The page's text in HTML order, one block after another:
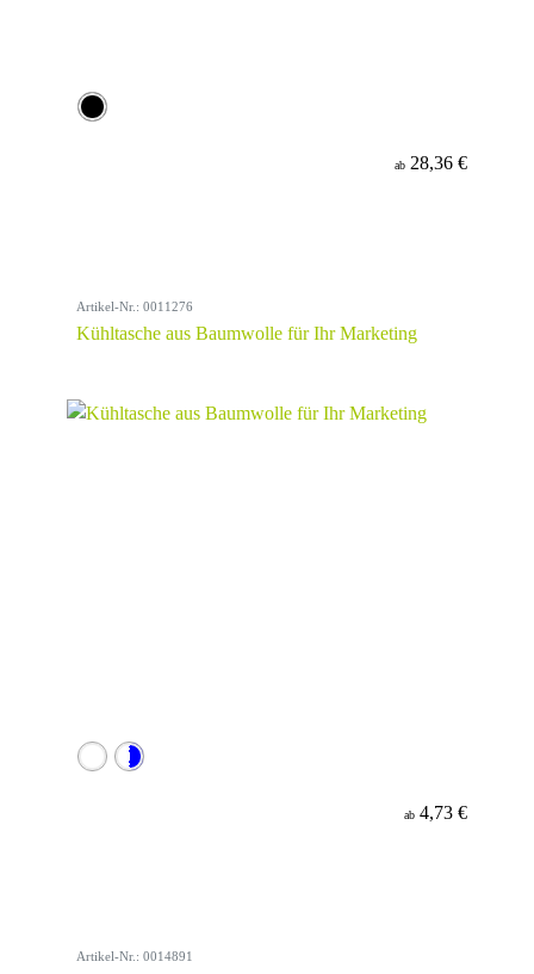
ab 28,36 €
Artikel-Nr.: 0011276
Kühltasche aus Baumwolle für Ihr Marketing
ab 4,73 €
Artikel-Nr.: 0014891